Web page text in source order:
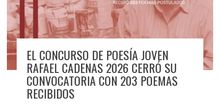
EL CONCURSO DE POESÍA JOVEN
RAFAEL CADENAS 2026 CERRÓ SU
CONVOCATORIA CON 203 POEMAS
RECIBIDOS